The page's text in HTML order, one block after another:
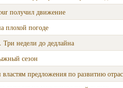
получил движение
плохой погоде
недели до дедлайна
сезон
предложения по развитию